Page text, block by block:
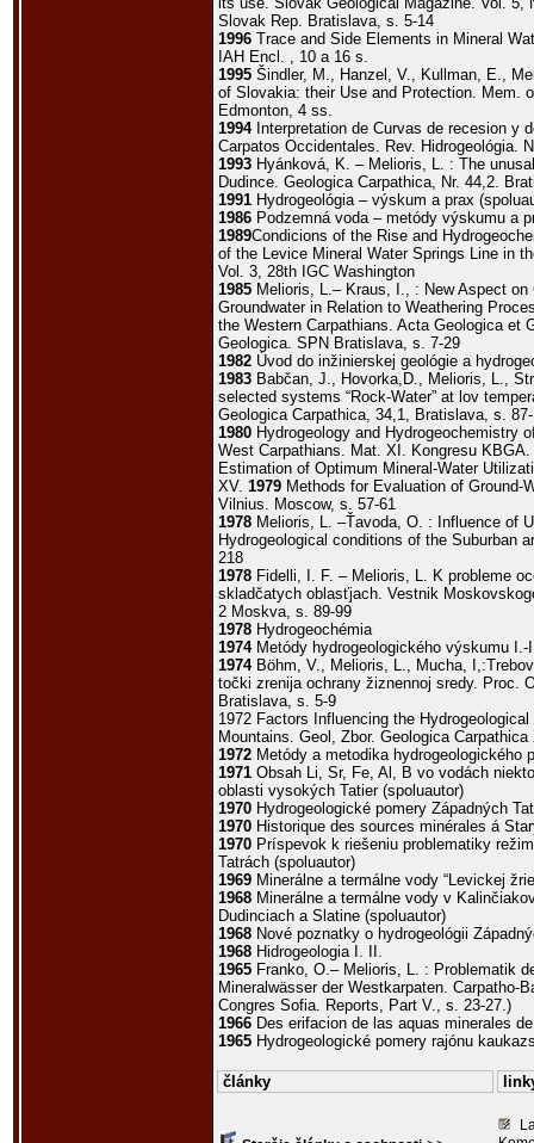
Slovak Rep. Bratislava, s. 5-14
1996 Trace and Side Elements in Mineral
IAH Encl. , 10 a 16 s.
1995 Šindler, M., Hanzel, V., Kullman, E.,
of Slovakia: their Use and Protection. Mem.
Edmonton, 4 ss.
1994Interpretation de Curvas de recesion y
Carpatos Occidentales. Rev. Hidrogeológia.
1993 Hyánková, K. – Melioris, L. : The
Dudince. Geologica Carpathica, Nr. 44,2.
1991 Hydrogeológia – výskum a prax
1986 Podzemná voda – metódy výskumu a
1989Condicions of the Rise and
of the Levice Mineral Water Springs Line in
Vol. 3, 28th IGC Washington
1985 Melioris, L.– Kraus, I., : New Aspect
Groundwater in Relation to Weathering
the Western Carpathians. Acta Geologica et
Geologica. SPN Bratislava, s. 7-29
1982 Úvod do inžinierskej geológie a
1983 Babčan, J., Hovorka,D., Melioris, L.,
selected systems “Rock-Water” at lov
Geologica Carpathica, 34,1, Bratislava, s.
1980 Hydrogeology and Hydrogeochemistry
West Carpathians. Mat. XI. Kongresu
Estimation of Optimum Mineral-Water
XV. 1979 Methods for Evaluation of Ground-
Vilnius. Moscow, s. 57-61
1978 Melioris, L. –Ťavoda, O. : Influence of
Hydrogeological conditions of the Suburban
218
1978 Fidelli, I. F. – Melioris, L. K probleme
skladčatych oblasťjach. Vestnik
2 Moskva, s. 89-99
1978 Hydrogeochémia
1974Metódy hydrogeologického výskumu I.-
1974Böhm, V., Melioris, L., Mucha,
točki zrenija ochrany žiznennoj sredy. Proc.
Bratislava, s. 5-9
1972 Factors Influencing the
Mountains. Geol, Zbor. Geologica
1972 Metódy a metodika hydrogeologického
1971 Obsah Li, Sr, Fe, Al, B vo vodách
oblasti vysokých Tatier (spoluautor)
1970 Hydrogeologické pomery Západných
1970 Historique des sources minérales á
1970 Príspevok k riešeniu problematiky
Tatrách (spoluautor)
1969 Minerálne a termálne vody “Levickej
1968 Minerálne a termálne vody v
Dudinciach a Slatine (spoluautor)
1968 Nové poznatky o hydrogeológii
1968 Hidrogeologia I. II.
1965 Franko, O.– Melioris, L. : Problematik
Mineralwässer der Westkarpaten. Carpatho-
Congres Sofia. Reports, Part V., s. 23-27.)
1966 Des erifacion de las aquas minerales
1965 Hydrogeologické pomery rajónu
články